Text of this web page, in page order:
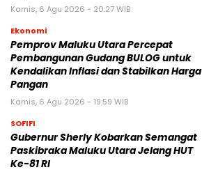
Kamis, 6 Agu 2026 - 20:27 WIB
Ekonomi
Pemprov Maluku Utara Percepat
Pembangunan Gudang BULOG untuk
Kendalikan Inflasi dan Stabilkan Harga
Pangan
Kamis, 6 Agu 2026 - 19:59 WIB
SOFIFI
Gubernur Sherly Kobarkan Semangat
Paskibraka Maluku Utara Jelang HUT
Ke-81 RI